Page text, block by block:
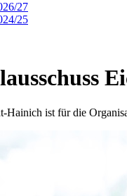
27
25
ist für die